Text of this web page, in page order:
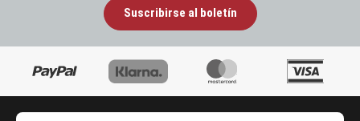
Suscribirse al boletín